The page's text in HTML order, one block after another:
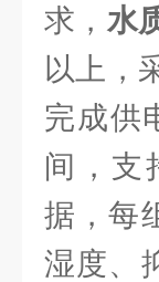
求， 水
以上，
完成供
间，支
据，每
湿度、